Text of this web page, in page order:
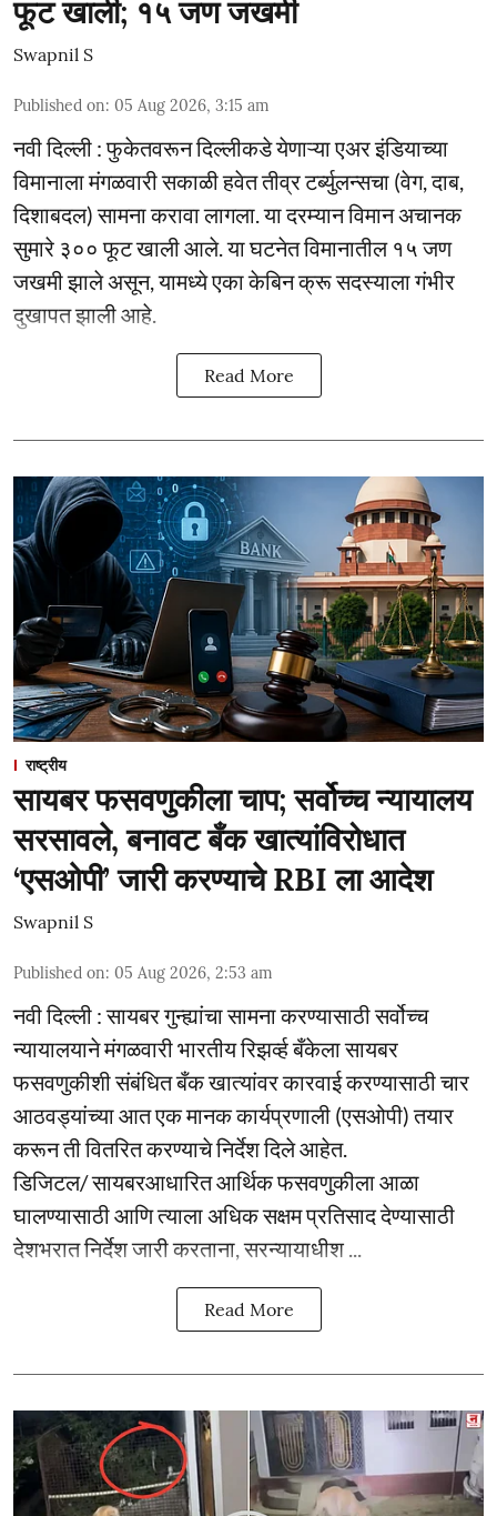
फूट खाली; १५ जण जखमी
Swapnil S
Published on: 05 Aug 2026, 3:15 am
नवी दिल्ली : फुकेतवरून दिल्लीकडे येणाऱ्या एअर इंडियाच्या
विमानाला मंगळवारी सकाळी हवेत तीव्र टर्ब्युलन्सचा (वेग, दाब,
दिशाबदल) सामना करावा लागला. या दरम्यान विमान अचानक
सुमारे ३०० फूट खाली आले. या घटनेत विमानातील १५ जण
जखमी झाले असून, यामध्ये एका केबिन क्रू सदस्याला गंभीर
दुखापत झाली आहे.
Read More
राष्ट्रीय
सायबर फसवणुकीला चाप; सर्वोच्च न्यायालय
सरसावले, बनावट बँक खात्यांविरोधात
‘एसओपी’ जारी करण्याचे RBI ला आदेश
Swapnil S
Published on: 05 Aug 2026, 2:53 am
नवी दिल्ली : सायबर गुन्ह्यांचा सामना करण्यासाठी सर्वोच्च
न्यायालयाने मंगळवारी भारतीय रिझर्व्ह बँकेला सायबर
फसवणुकीशी संबंधित बँक खात्यांवर कारवाई करण्यासाठी चार
आठवड्यांच्या आत एक मानक कार्यप्रणाली (एसओपी) तयार
करून ती वितरित करण्याचे निर्देश दिले आहेत.
डिजिटल/ सायबरआधारित आर्थिक फसवणुकीला आळा
घालण्यासाठी आणि त्याला अधिक सक्षम प्रतिसाद देण्यासाठी
देशभरात निर्देश जारी करताना, सरन्यायाधीश ...
Read More